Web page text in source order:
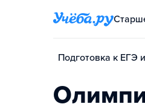
Подготовка к ЕГЭ